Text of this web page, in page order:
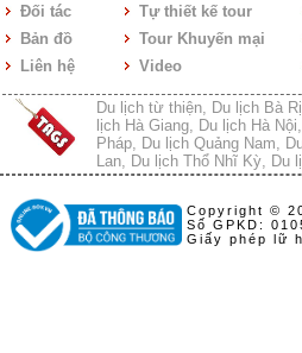
Đối tác
Bản đồ
Liên hệ
Tự thiết kế tour
Tour Khuyến mại
Video
Du lịch từ thiện Du lịch Bà
lịch Hà Giang
Du lịch Hà Nội
Pháp
Du lịch Quảng Nam
Lan
Du lịch Thổ Nhĩ Kỳ Du
Copyright ©
Số GPKD:
Giấy phép lữ